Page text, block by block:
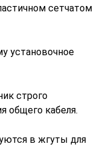
сетчатом
установочное
строго
общего кабеля.
в жгуты для